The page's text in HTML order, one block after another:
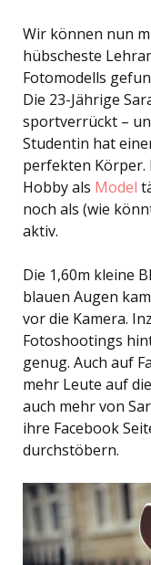
Wir können nun
hübscheste
Fotomodells
Die 23-Jährige
sportverrückt –
Studentin hat
perfekten Körper.
Hobby als Model
noch als (wie
aktiv.
Die 1,60m kleine
blauen Augen
vor die Kamera.
Fotoshootings
genug. Auch auf
mehr Leute auf
auch mehr von
ihre Facebook
durchstöbern.